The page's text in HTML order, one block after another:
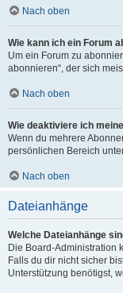
Nach oben
Wie kann ich ein Forum
Um ein Forum zu
abonnieren“, der sich
Nach oben
Wie deaktiviere ich
Wenn du mehrere
persönlichen Bereich
Nach oben
Dateianhänge
Welche Dateianhänge
Die Board-Administration
Falls du dir nicht sicher
Unterstützung benötigst,